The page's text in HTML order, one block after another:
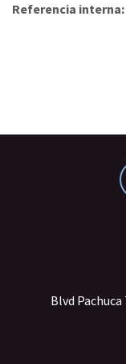
Referencia interna:
Blvd